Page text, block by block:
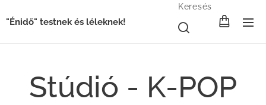
"Énidő" testnek és léleknek!
Keresés
Stúdió - K-POP